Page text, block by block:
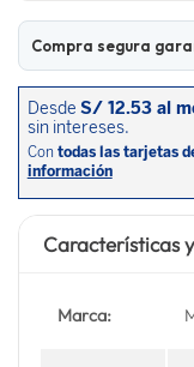
Compra segura
Características
Marca: